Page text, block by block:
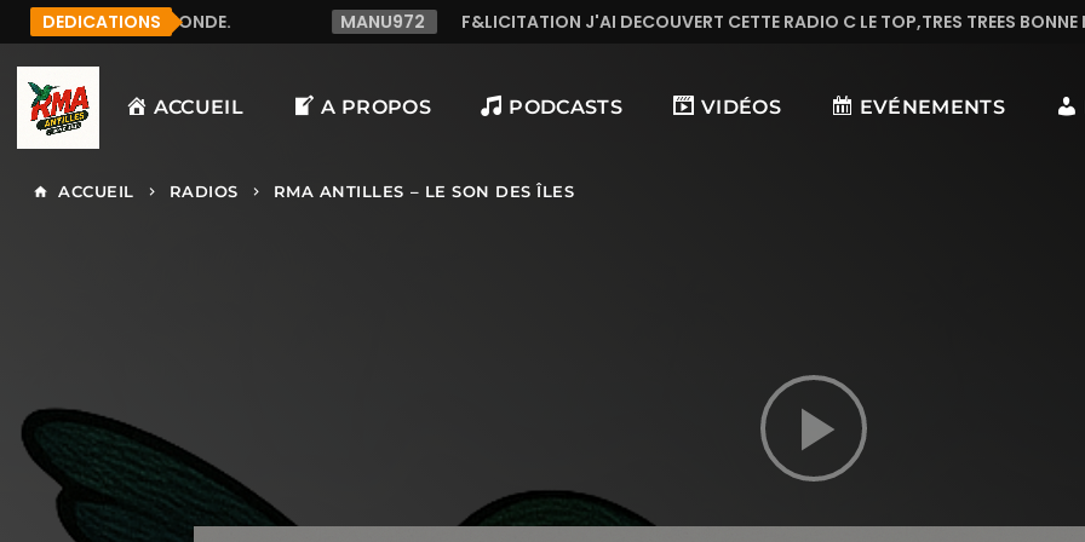
DEDICATIONS
MANU972 F&LICITATION J'AI DECOUVERT CETTE RADIO C LE TOP,TRES TREES BONNE MUSIQUE EN CONTINUE
ACCUEIL A PROPOS PODCASTS VIDÉOS EVÉNEMENTS
home ACCUEIL keyboard_arrow_right RADIOS keyboard_arrow_right RMA ANTILLES – LE SON DES ÎLES
play_arrow